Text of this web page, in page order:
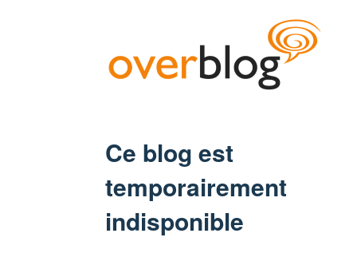
Ce blog est
temporairement
indisponible